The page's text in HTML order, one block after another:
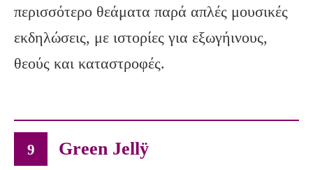
περισσότερο θεάματα παρά απλές μουσικές
εκδηλώσεις, με ιστορίες για εξωγήινους,
θεούς και καταστροφές.
9 Green Jellÿ